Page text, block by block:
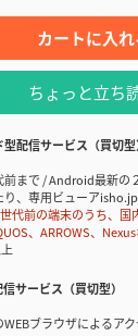
カートに入れ
ちょっと立ち
配信サービス（買切型
前まで / Android最新の
、専用ビューア
前の端末のうち、国
、ARROWS、
サービス（買切型）
ブラウザによるア